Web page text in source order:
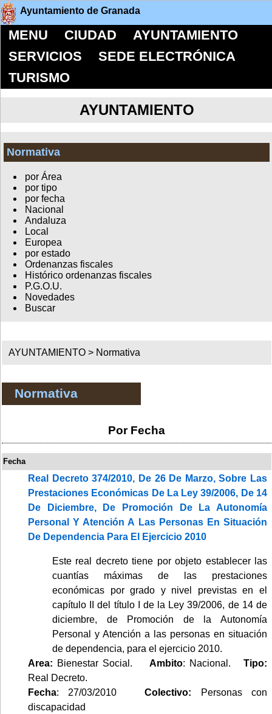
Ayuntamiento de Granada
MENU CIUDAD
AYUNTAMIENTO
SERVICIOS
SEDE ELECTRÓNICA
TURISMO
AYUNTAMIENTO
Normativa
por Área
por tipo
por fecha
Nacional
Andaluza
Local
Europea
por estado
Ordenanzas fiscales
Histórico ordenanzas fiscales
P.G.O.U.
Novedades
Buscar
AYUNTAMIENTO > Normativa
Normativa
Por Fecha
Fecha
Real Decreto 374/2010, De 26 De Marzo, Sobre Las
Prestaciones Económicas De La Ley 39/2006, De 14
De Diciembre, De Promoción De La Autonomía
Personal Y Atención A Las Personas En Situación
De Dependencia Para El Ejercicio 2010
Este real decreto tiene por objeto establecer las
cuantías máximas de las prestaciones
económicas por grado y nivel previstas en el
capítulo II del título I de la Ley 39/2006, de 14 de
diciembre, de Promoción de la Autonomía
Personal y Atención a las personas en situación
de dependencia, para el ejercicio 2010.
Area: Bienestar Social. Ambito: Nacional. Tipo:
Real Decreto.
Fecha: 27/03/2010 Colectivo:
Personas con
discapacidad